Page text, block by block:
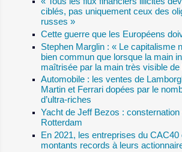
ciblés, pas uniquement ceux des
russes »
Cette guerre que les Européens
Stephen Marglin : « Le capitalisme
bien commun que lorsque la main
maîtrisée par la main très visible de
Automobile : les ventes de
Martin et Ferrari dopées par le
d’ultra-riches
Yacht de Jeff Bezos :
Rotterdam
En 2021, les entreprises du CAC40
montants records à leurs